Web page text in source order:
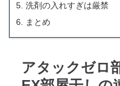
洗剤の入れすぎは厳禁
まとめ
アタックゼロ